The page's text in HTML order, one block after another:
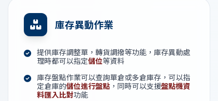
庫存異動作業
提供庫存調整單，轉貨調撥等功能，庫存異動處
理時都可以指定儲位等資料
庫存盤點作業可以查詢單倉或多倉庫存，可以指
定倉庫的儲位進行盤點 ，同時可以支援盤點機資
料匯入比對功能